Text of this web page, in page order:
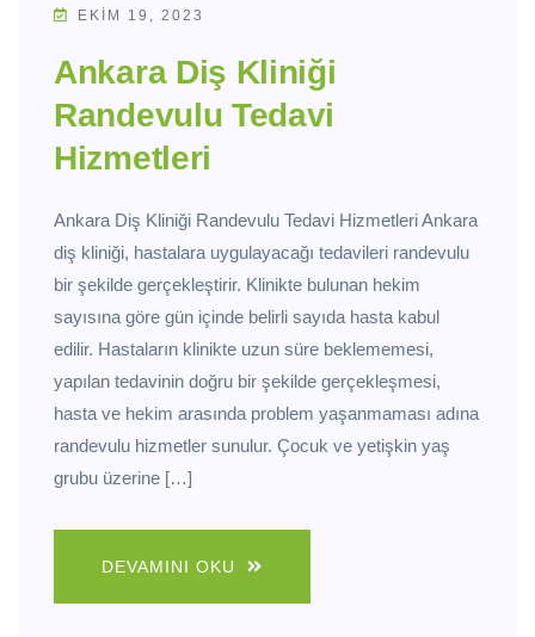
EKIM 19, 2023
Ankara Diş Kliniği
Randevulu Tedavi
Hizmetleri
Ankara Diş Kliniği Randevulu Tedavi Hizmetleri Ankara
diş kliniği, hastalara uygulayacağı tedavileri randevulu
bir şekilde gerçekleştirir. Klinikte bulunan hekim
sayısına göre gün içinde belirli sayıda hasta kabul
edilir. Hastaların klinikte uzun süre beklememesi,
yapılan tedavinin doğru bir şekilde gerçekleşmesi,
hasta ve hekim arasında problem yaşanmaması adına
randevulu hizmetler sunulur. Çocuk ve yetişkin yaş
grubu üzerine […]
DEVAMINI OKU